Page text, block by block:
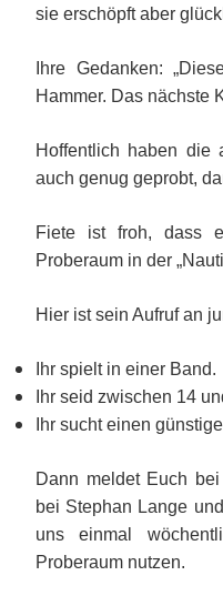
sie erschöpft aber
Ihre Gedanken:
Hammer. Das nächste
Hoffentlich haben die
auch genug geprobt,
Fiete ist froh, dass
Proberaum in der
Hier ist sein Aufruf an
Ihr spielt in einer Band.
Ihr seid zwischen 14
Ihr sucht einen
Dann meldet Euch
bei Stephan Lange
uns einmal
Proberaum nutzen.